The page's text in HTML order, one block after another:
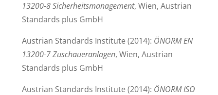
13200-8 Sicherheitsmanagement, Wien, Austrian
Standards plus GmbH
Austrian Standards Institute (2014): ÖNORM EN
13200-7 Zuschaueranlagen, Wien, Austrian
Standards plus GmbH
Austrian Standards Institute (2014): ÖNORM ISO